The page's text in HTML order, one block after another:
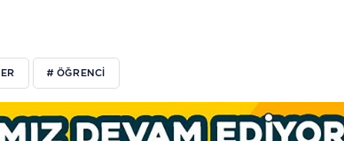
# ÖĞRENCI